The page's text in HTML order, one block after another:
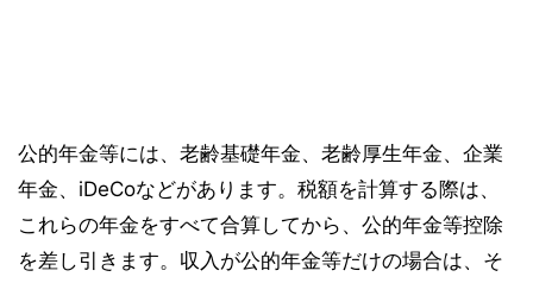
公的年金等には、老齢基礎年金、老齢厚生年金、企業
年金、iDeCoなどがあります。税額を計算する際は、
これらの年金をすべて合算してから、公的年金等控除
を差し引きます。収入が公的年金等だけの場合は、そ